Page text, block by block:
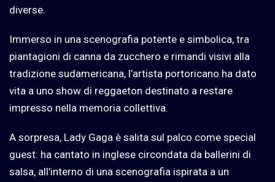
diverse.
Immerso in una scenografia potente e simbolica, tra
piantagioni di canna da zucchero e rimandi visivi alla
tradizione sudamericana, l’artista portoricano ha dato
vita a uno show di reggaeton destinato a restare
impresso nella memoria collettiva.
A sorpresa, Lady Gaga è salita sul palco come special
guest: ha cantato in inglese circondata da ballerini di
salsa, all’interno di una scenografia ispirata a un